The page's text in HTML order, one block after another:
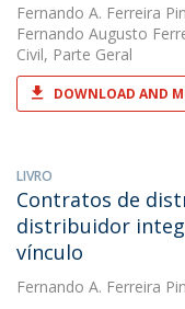
Fernando A. Ferreira
Fernando Augusto
Civil, Parte Geral
DOWNLOAD AND
LIVRO
Contratos de
distribuidor
vínculo
Fernando A. Ferreira